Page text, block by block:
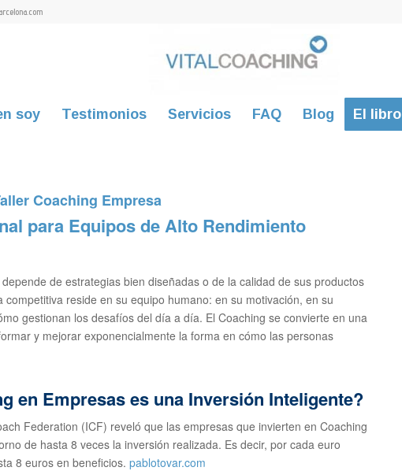
soy Testimonios Servicios FAQ Blog El libro
Coaching Empresa
para Equipos de Alto Rendimiento
de estrategias bien diseñadas o de la calidad de sus productos
reside en su equipo humano: en su motivación, en su
gestionan los desafíos del día a día. El Coaching se convierte en una
y mejorar exponencialmente la forma en cómo las personas
en Empresas es una Inversión Inteligente?
Federation (ICF) reveló que las empresas que invierten en Coaching
de hasta 8 veces la inversión realizada. Es decir, por cada euro
8 euros en beneficios. pablotovar.com